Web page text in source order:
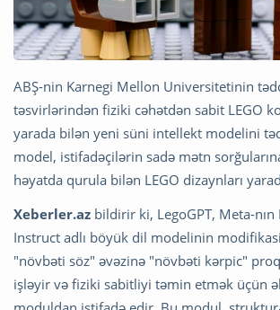
ABŞ-nin Karnegi Mellon Universitetinin
təsvirlərindən fiziki cəhətdən sabit LEGO
yarada bilən yeni süni intellekt modelini
model, istifadəçilərin sadə mətn
həyatda qurula bilən LEGO dizaynları
Xeberler.az bildirir ki, LegoGPT, Meta-
Instruct adlı böyük dil modelinin
"növbəti söz" əvəzinə "növbəti kərpic"
işləyir və fiziki sabitliyi təmin etmək üçün